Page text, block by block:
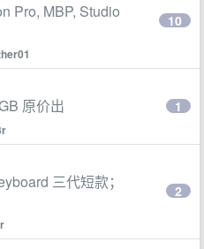
Pro, MBP, Studio
10
原价出 1
三代短款；
2